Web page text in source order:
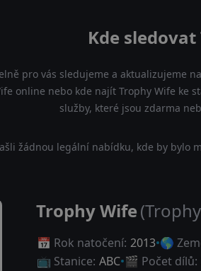
Kde
pro vás sledujeme a aktualizujeme
online nebo kde najít Trophy Wife ke
služby, které jsou zdarma
žádnou legální nabídku, kde by bylo
Trophy Wife
📅 Rok natočení: 2013 🌎
📺 Stanice: ABC 🎬 Počet dílů: